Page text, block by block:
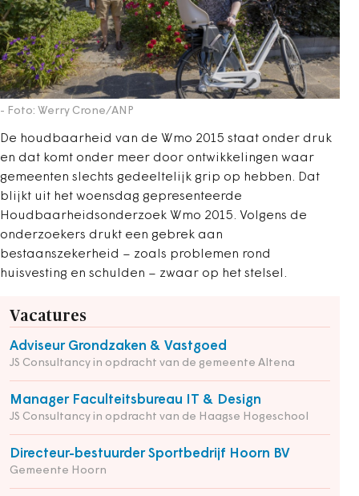
- Foto: Werry Crone/ANP
De houdbaarheid van de Wmo 2015 staat onder druk
en dat komt onder meer door ontwikkelingen waar
gemeenten slechts gedeeltelijk grip op hebben. Dat
blijkt uit het woensdag gepresenteerde
Houdbaarheidsonderzoek Wmo 2015. Volgens de
onderzoekers drukt een gebrek aan
bestaanszekerheid – zoals problemen rond
huisvesting en schulden – zwaar op het stelsel.
Vacatures
Adviseur Grondzaken & Vastgoed
JS Consultancy in opdracht van de gemeente Altena
Manager Faculteitsbureau IT & Design
JS Consultancy in opdracht van de Haagse Hogeschool
Directeur-bestuurder Sportbedrijf Hoorn BV
Gemeente Hoorn